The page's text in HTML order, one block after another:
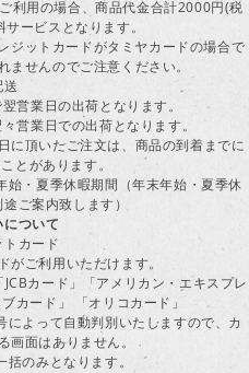
利用の場合、商品代金合計2000円(税
ービスとなります。
ジットカードがタミヤカードの場合で
ませんのでご注意ください。
送
営業日の出荷となります。
営業日での出荷となります。
に頂いたご注文は、商品の到着までに
とがあります。
・夏季休暇期間（年末年始・夏季休
ご案内致します）
について
トカード
がご利用いただけます。
カード」「アメリカン・エキスプレ
カード」 「オリコカード」
よって自動判別いたしますので、カ
画面はありません。
のみとなります。